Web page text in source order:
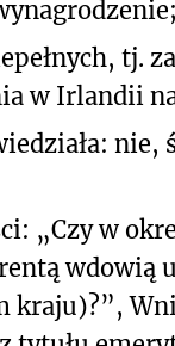
tj.
w Irlandii na
nie,
„Czy w
wdowią
kraju)?”,